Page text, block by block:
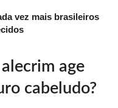
vez mais brasileiros
age
cabeludo?